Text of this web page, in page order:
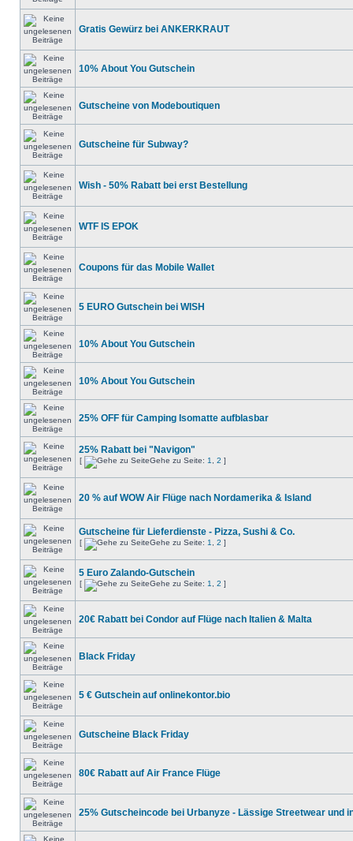
Gratis Gewürz bei ANKERKRAUT
10% About You Gutschein
Gutscheine von Modeboutiquen
Gutscheine für Subway?
Wish - 50% Rabatt bei erst Bestellung
WTF IS EPOK
Coupons für das Mobile Wallet
5 EURO Gutschein bei WISH
10% About You Gutschein
10% About You Gutschein
25% OFF für Camping Isomatte aufblasbar
25% Rabatt bei "Navigon"
[ Gehe zu Seite: 1 2 ]
20 % auf WOW Air Flüge nach Nordamerika & Island
Gutscheine für Lieferdienste - Pizza, Sushi & Co.
[ Gehe zu Seite: 1 2 ]
5 Euro Zalando-Gutschein
[ Gehe zu Seite: 1 2 ]
20€ Rabatt bei Condor auf Flüge nach Italien & Malta
Black Friday
5 € Gutschein auf onlinekontor.bio
Gutscheine Black Friday
80€ Rabatt auf Air France Flüge
25% Gutscheincode bei Urbanyze - Lässige Streetwear und